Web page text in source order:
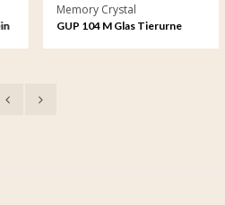
Memory Crystal
GUP 104 M Glas Tierurne